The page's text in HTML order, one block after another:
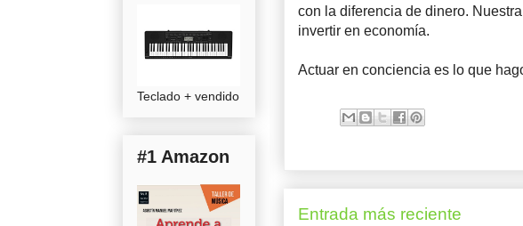
con la diferencia de dinero.
invertir en economía.
Actuar en conciencia es lo que
Entrada más reciente
Teclado + vendido
#1 Amazon